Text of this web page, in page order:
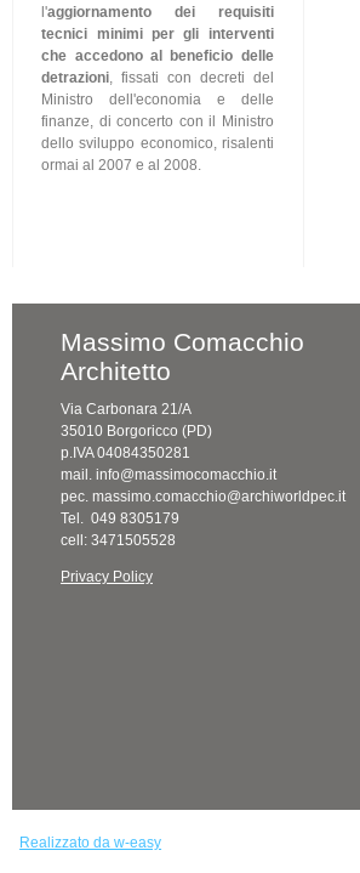
l'aggiornamento dei requisiti
tecnici minimi per gli interventi
che accedono al beneficio delle
detrazioni , fissati con decreti del
Ministro dell'economia e delle
finanze, di concerto con il Ministro
dello sviluppo economico, risalenti
ormai al 2007 e al 2008.
Massimo Comacchio
Architetto
Via Carbonara 21/A
35010 Borgoricco (PD)
p.IVA 04084350281
mail. info@massimocomacchio.it
pec. massimo.comacchio@archiworldpec.it
Tel. 049 8305179
cell: 3471505528
Privacy Policy
Realizzato da w-easy